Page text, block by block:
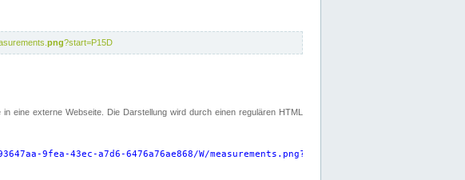
png?start=P15D
eine externe Webseite. Die Darstellung wird durch einen regulären HTML
9fea-43ec-a7d6-6476a76ae868/W/